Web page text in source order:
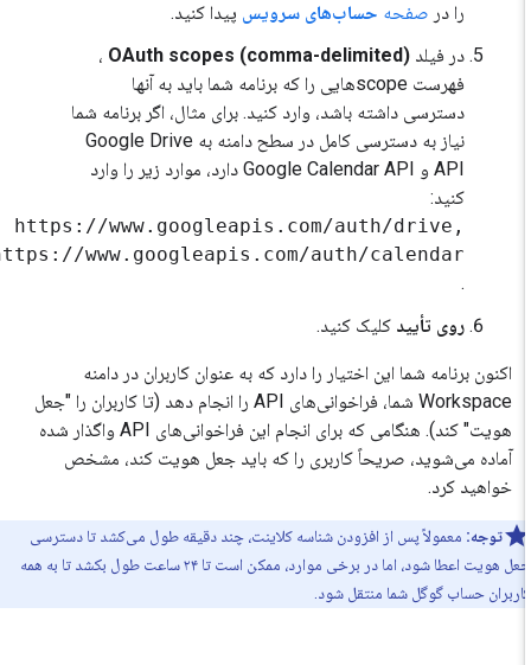
را درصفحهحساب‌های سرویسپیدا کنید.
در فیلدOAuth scopes (comma-delimited)،
فهرست scopeهایی را که برنامه شما باید به آنها
دسترسی داشته باشد، وارد کنید. برای مثال، اگر برنامه شما
نیاز به دسترسی کامل در سطح دامنه به Google Drive
API و Google Calendar API دارد، موارد زیر را وارد
کنید:
https://www.googleapis.com/auth/drive,
https://www.googleapis.com/auth/calendar
روی تأییدکلیک کنید.
اکنون برنامه شما این اختیار را دارد که به عنوان کاربران در دامنه
Workspace شما، فراخوانی‌های API را انجام دهد (تا کاربران را "جعل
هویت" کند). هنگامی که برای انجام این فراخوانی‌های API واگذار شده
آماده می‌شوید، صریحاً کاربری را که باید جعل هویت کند، مشخص
خواهید کرد.
توجه:معمولاً پس از افزودن شناسه کلاینت، چند دقیقه طول می‌کشد تا دسترسی
جعل هویت اعطا شود، اما در برخی موارد، ممکن است تا ۲۴ ساعت طول بکشد تا به همه
حساب گوگل شما منتقل شود.